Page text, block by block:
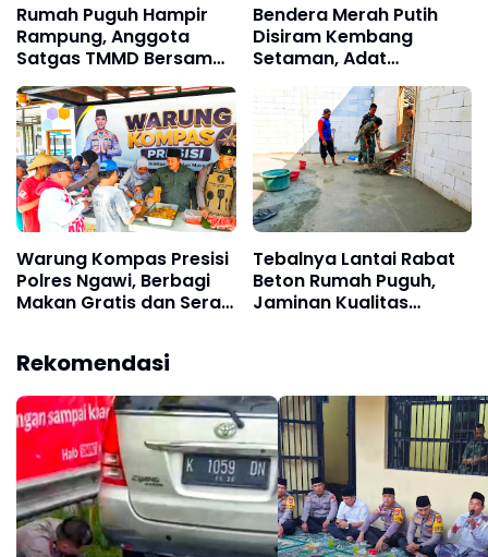
Rumah Puguh Hampir
Rampung, Anggota
Satgas TMMD Bersama
Masyarakat Fokus
Selesaikan Teras Rumah
Bendera Merah Putih
Disiram Kembang
Setaman, Adat
Pendirian Rumah
Sasaran Rehab RTLH
TMMD Ke-129
Warung Kompas Presisi
Polres Ngawi, Berbagi
Makan Gratis dan Serap
Tebalnya Lantai Rabat
Beton Rumah Puguh,
Jaminan Kualitas
Rekomendasi